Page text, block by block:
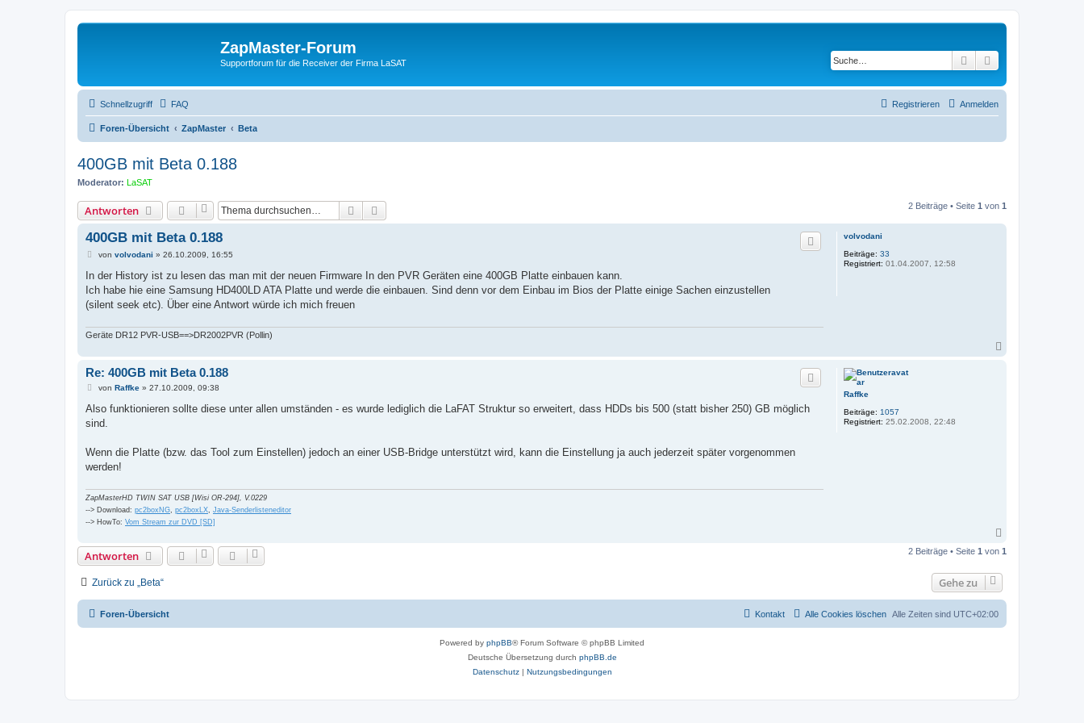
ZapMaster-Forum
Supportforum für die Receiver der Firma LaSAT Suche
Schnellzugriff FAQ Anmelden
Registrieren
Foren-Übersicht ZapMaster Beta
400GB mit Beta 0.188
Moderator: LaSAT
Antworten Suche 2 Beiträge • Seite 1 von 1
volvodani
Beiträge: 33
Registriert: 01.04.2007, 12:58
400GB mit Beta 0.188
B
r
a
von volvodani » 26.10.2009, 16:55
In der History ist zu lesen das man mit der neuen Firmware In den PVR Geräten eine 400GB Platte einbauen kann.
Ich habe hie eine Samsung HD400LD ATA Platte und werde die einbauen. Sind denn vor dem Einbau im Bios der Platte einige Sachen einzustellen
(silent seek etc). Über eine Antwort würde ich mich freuen
Geräte DR12 PVR-USB==>DR2002PVR (Pollin)
Raffke
Beiträge: 1057
Registriert: 25.02.2008, 22:48
Re: 400GB mit Beta 0.188
B
i
r
von Raffke» 27.10.2009, 09:38
Also funktionieren sollte diese unter allen umständen - es wurde lediglich die LaFAT Struktur so erweitert, dass HDDs bis 500 (statt bisher 250) GB möglich
sind.
Wenn die Platte (bzw. das Tool zum Einstellen) jedoch an einer USB-Bridge unterstützt wird, kann die Einstellung ja auch jederzeit später vorgenommen
werden!
ZapMasterHD TWIN SAT USB [Wisi OR-294], V.0229
--> Download: pc2boxNG pc2boxLX Java-Senderlisteneditor
--> HowTo: Vom Stream zur DVD [SD]
c
Antworten 2 Beiträge • Seite 1 von 1
Zurück zu „Beta“ Gehe zu
Foren-Übersicht Alle Zeiten sind UTC+02:00
Alle Cookies löschen
Kontakt
Powered by phpBB® Forum Software © phpBB Limited
Deutsche Übersetzung durch phpBB.de
Datenschutz| Nutzungsbedingungen